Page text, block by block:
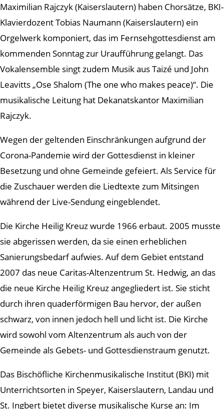
Maximilian Rajczyk (Kaiserslautern) haben Chorsätze, BKI-
Klavierdozent Tobias Naumann (Kaiserslautern) ein
Orgelwerk komponiert, das im Fernsehgottesdienst am
kommenden Sonntag zur Uraufführung gelangt. Das
Vokalensemble singt zudem Musik aus Taizé und John
Leavitts „Ose Shalom (The one who makes peace)“. Die
musikalische Leitung hat Dekanatskantor Maximilian
Rajczyk.
Wegen der geltenden Einschränkungen aufgrund der
Corona-Pandemie wird der Gottesdienst in kleiner
Besetzung und ohne Gemeinde gefeiert. Als Service für
die Zuschauer werden die Liedtexte zum Mitsingen
während der Live-Sendung eingeblendet.
Die Kirche Heilig Kreuz wurde 1966 erbaut. 2005 musste
sie abgerissen werden, da sie einen erheblichen
Sanierungsbedarf aufwies. Auf dem Gebiet entstand
2007 das neue Caritas-Altenzentrum St. Hedwig, an das
die neue Kirche Heilig Kreuz angegliedert ist. Sie sticht
durch ihren quaderförmigen Bau hervor, der außen
schwarz, von innen jedoch hell und licht ist. Die Kirche
wird sowohl vom Altenzentrum als auch von der
Gemeinde als Gebets- und Gottesdienstraum genutzt.
Das Bischöfliche Kirchenmusikalische Institut (BKI) mit
Unterrichtsorten in Speyer, Kaiserslautern, Landau und
St. Ingbert bietet diverse musikalische Kurse an: Im